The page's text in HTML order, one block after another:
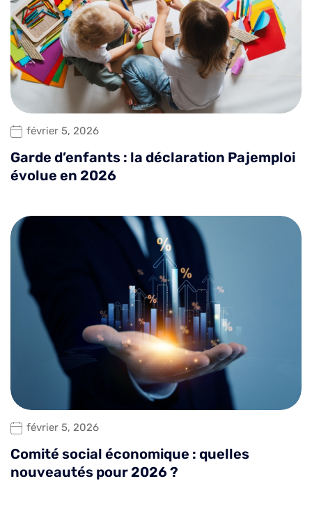
février 5, 2026
Garde d’enfants : la déclaration Pajemploi
évolue en 2026
février 5, 2026
Comité social économique : quelles
nouveautés pour 2026 ?